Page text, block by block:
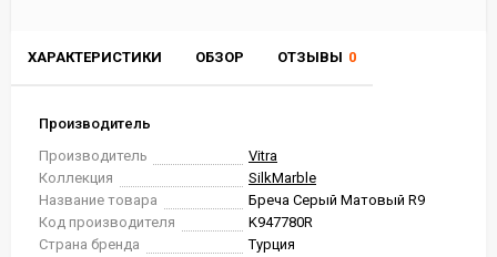
ХАРАКТЕРИСТИКИ ОБЗОР ОТЗЫВЫ 0
Производитель
Производитель
Vitra
Коллекция
SilkMarble
Название товара
Бреча Серый Матовый R9
Код производителя
K947780R
Страна бренда
Турция